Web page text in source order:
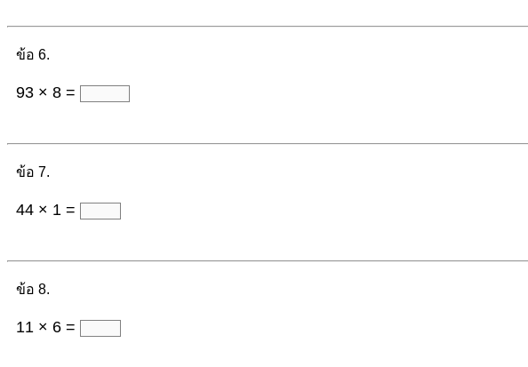
ข้อ 6.
93 × 8 =
ข้อ 7.
44 × 1 =
ข้อ 8.
11 × 6 =